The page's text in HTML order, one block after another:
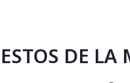
DE LA